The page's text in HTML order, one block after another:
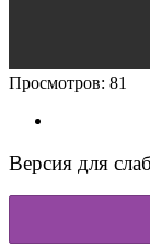
Просмотров: 81
Версия для